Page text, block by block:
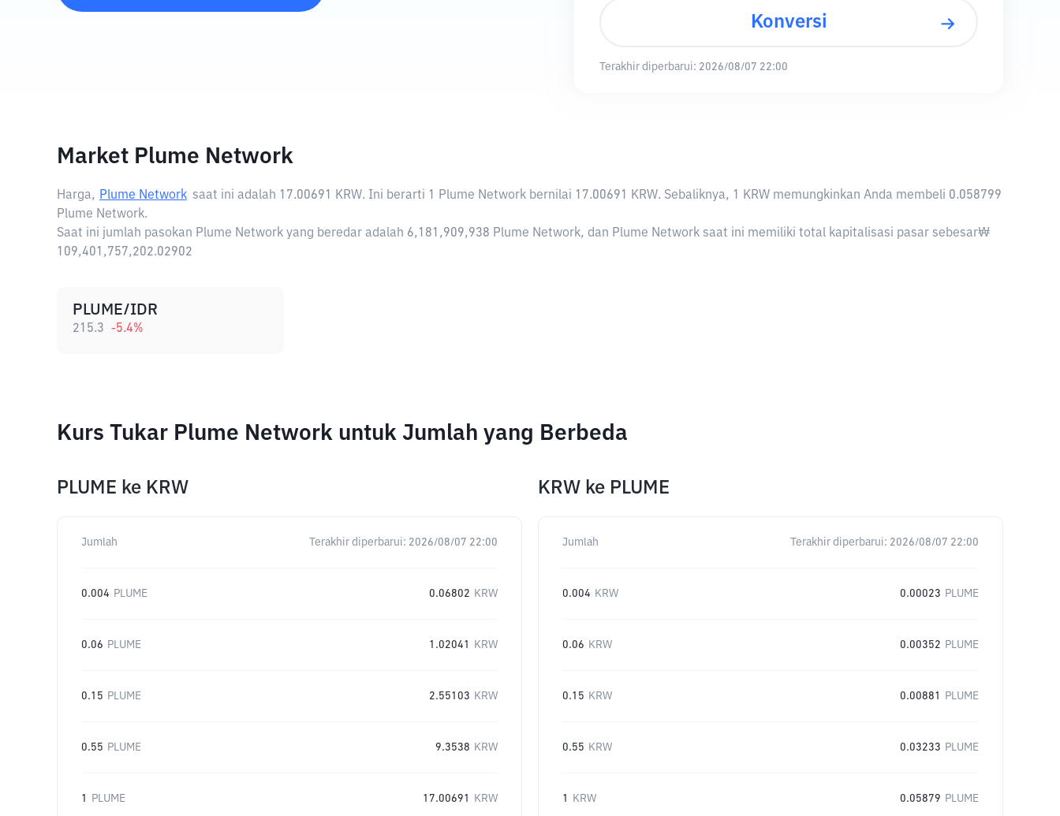
Konversi
Terakhir diperbarui: 2026/08/07 22:00
Market Plume Network
Harga, Plume Network saat ini adalah 17.00691 KRW. Ini berarti 1 Plume Network bernilai 17.00691 KRW. Sebaliknya, 1 KRW memungkinkan Anda membeli 0.058799
Plume Network.
Saat ini jumlah pasokan Plume Network yang beredar adalah 6,181,909,938 Plume Network, dan Plume Network saat ini memiliki total kapitalisasi pasar sebesar₩
109,401,757,202.02902
PLUME/IDR
215.3 -5.4%
Kurs Tukar Plume Network untuk Jumlah yang Berbeda
PLUME ke KRW
Jumlah Terakhir diperbarui: 2026/08/07 22:00
0.004 PLUME 0.06802 KRW
0.06 PLUME 1.02041 KRW
0.15 PLUME 2.55103 KRW
0.55 PLUME 9.3538 KRW
1 PLUME 17.00691 KRW
KRW ke PLUME
Jumlah Terakhir diperbarui: 2026/08/07 22:00
0.004 KRW 0.00023 PLUME
0.06 KRW 0.00352 PLUME
0.15 KRW 0.00881 PLUME
0.55 KRW 0.03233 PLUME
1 KRW 0.05879 PLUME